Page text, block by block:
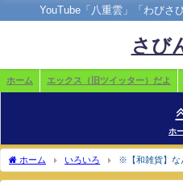
YouTube「八重雲」「わびさ
さび
ホーム エックス（旧ツイッター）だよ
ホ
ホーム いろいろ ※【和雑貨】な